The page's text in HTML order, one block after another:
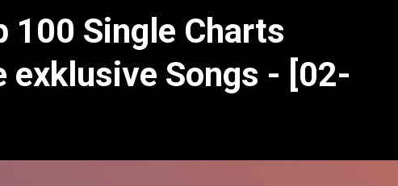
100 Single Charts
exklusive Songs - [02-